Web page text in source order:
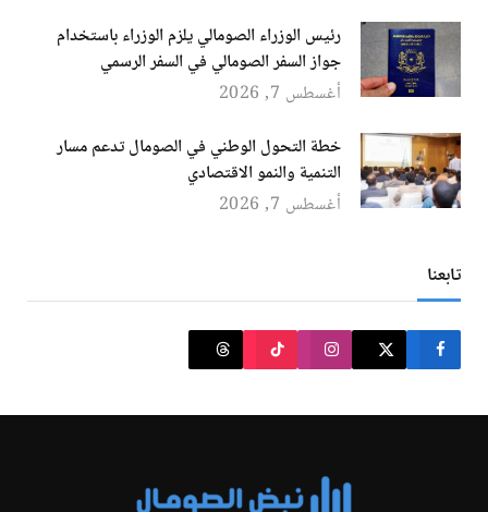
رئيس الوزراء الصومالي يلزم الوزراء باستخدام
جواز السفر الصومالي في السفر الرسمي
أغسطس 7, 2026
خطة التحول الوطني في الصومال تدعم مسار
التنمية والنمو الاقتصادي
أغسطس 7, 2026
تابعنا